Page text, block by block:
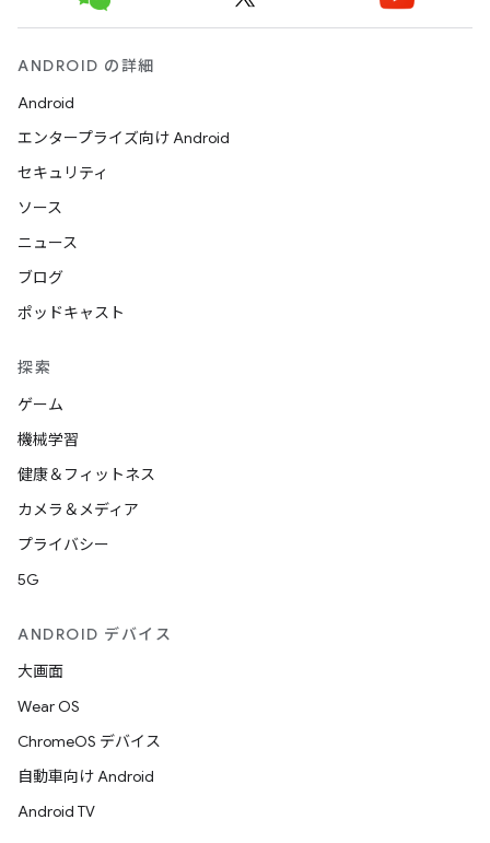
ANDROID の詳細
Android
エンタープライズ向け Android
セキュリティ
ソース
ニュース
ブログ
ポッドキャスト
探索
ゲーム
機械学習
健康＆フィットネス
カメラ＆メディア
プライバシー
5G
ANDROID デバイス
大画面
Wear OS
ChromeOS デバイス
自動車向け Android
Android TV